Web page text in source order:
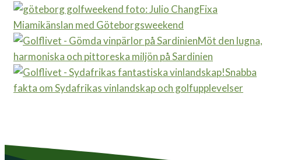
Fixa
Miamikänslan med Göteborgsweekend
Möt den lugna,
harmoniska och pittoreska miljön på Sardinien
Snabba
fakta om Sydafrikas vinlandskap och golfupplevelser